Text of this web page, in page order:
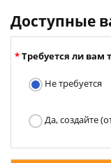
Доступные
Требуется ли вам
Не требуется
Да, создайте